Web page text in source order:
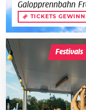
Galopprennbahn
TICKETS
Festivals